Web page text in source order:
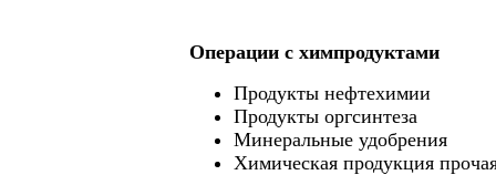
Операции c химпродуктами
Продукты нефтехимии
Продукты оргсинтеза
Минеральные удобрения
Химическая продукция